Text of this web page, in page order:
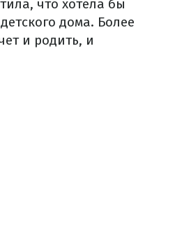
что хотела бы
дома. Более
и родить, и